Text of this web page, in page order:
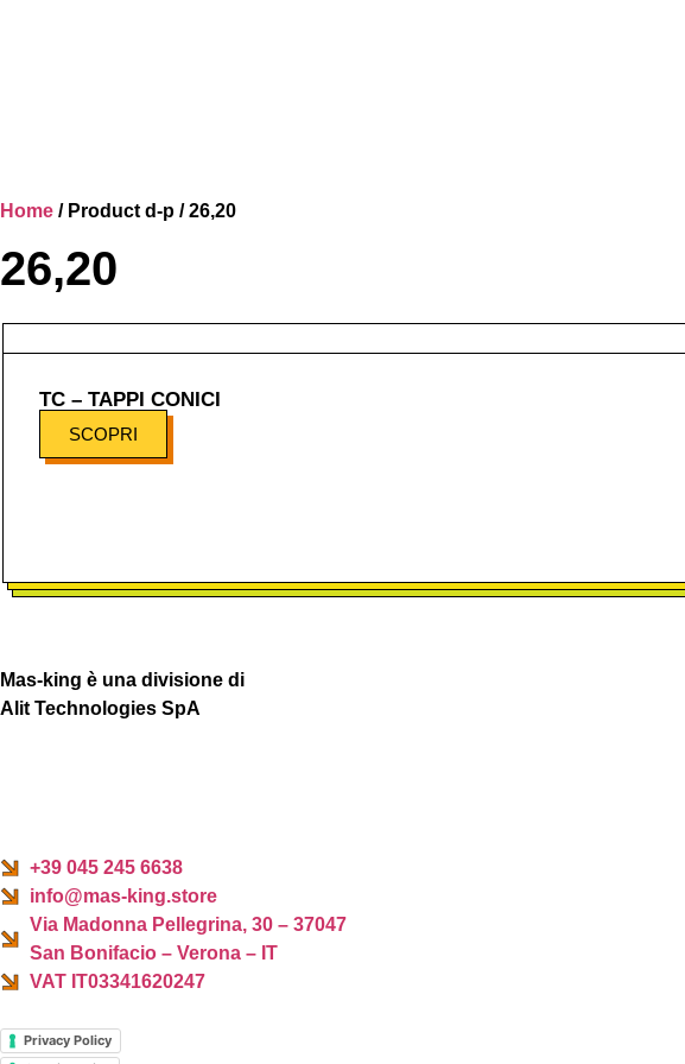
Home / Product d-p / 26,20
26,20
TC – TAPPI CONICI
SCOPRI
Mas-king è una divisione di
Alit Technologies SpA
+39 045 245 6638
info@mas-king.store
Via Madonna Pellegrina, 30 – 37047
San Bonifacio – Verona – IT
VAT IT03341620247
Privacy Policy